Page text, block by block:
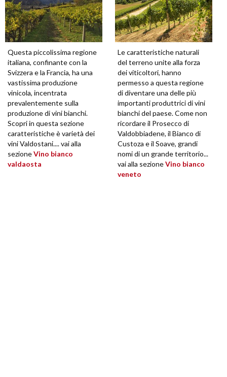
Questa piccolissima regione
italiana, confinante con la
Svizzera e la Francia, ha una
vastissima produzione
vinicola, incentrata
prevalentemente sulla
produzione di vini bianchi.
Scopri in questa sezione
caratteristiche è varietà dei
vini Valdostani.... vai alla
sezioneVino bianco
valdaosta
Le caratteristiche naturali
del terreno unite alla forza
dei viticoltori, hanno
permesso a questa regione
di diventare una delle più
importanti produttrici di vini
bianchi del paese. Come non
ricordare il Prosecco di
Valdobbiadene, il Bianco di
Custoza e il Soave, grandi
nomi di un grande territorio...
vai alla sezioneVino bianco
veneto